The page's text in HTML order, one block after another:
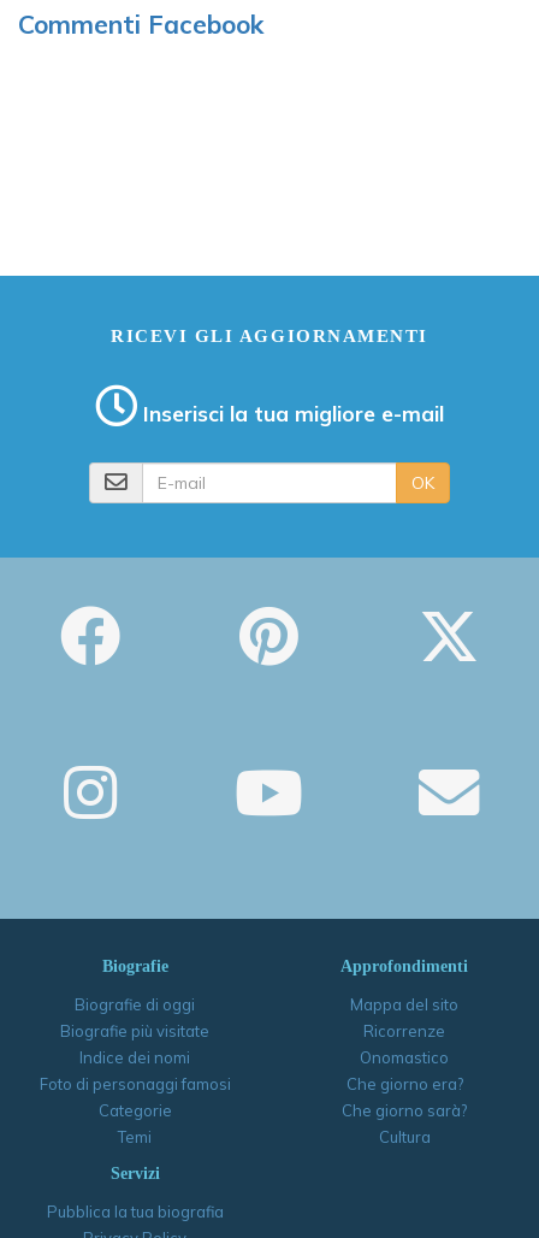
Commenti Facebook
RICEVI GLI AGGIORNAMENTI
Inserisci la tua migliore e-mail
OK
Biografie
Biografie di oggi
Biografie più visitate
Indice dei nomi
Foto di personaggi famosi
Categorie
Temi
Approfondimenti
Mappa del sito
Ricorrenze
Onomastico
Che giorno era?
Che giorno sarà?
Cultura
Servizi
Pubblica la tua biografia